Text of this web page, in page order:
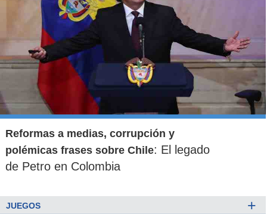
Reformas a medias, corrupción y
polémicas frases sobre Chile: El legado
de Petro en Colombia
JUEGOS +